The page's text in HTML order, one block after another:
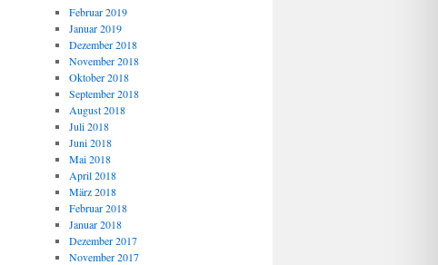
Februar 2019
Januar 2019
Dezember 2018
November 2018
Oktober 2018
September 2018
August 2018
Juli 2018
Juni 2018
Mai 2018
April 2018
März 2018
Februar 2018
Januar 2018
Dezember 2017
November 2017